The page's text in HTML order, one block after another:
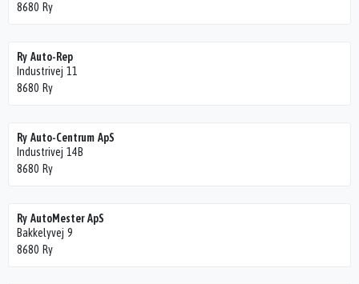
8680 Ry
Ry Auto-Rep
Industrivej 11
8680 Ry
Ry Auto-Centrum ApS
Industrivej 14B
8680 Ry
Ry AutoMester ApS
Bakkelyvej 9
8680 Ry